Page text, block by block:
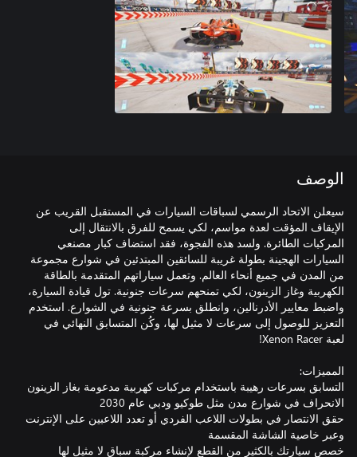
الوصف
سيعلن الاتحاد الرسمي لسباقات السيارات في المستقبل القريب عن
الإيقاف المؤقت لعدة مواسم، لكي يسمح للفرق بالانتقال إلى
المركبات الطائرة. ولسد هذه الفجوة، فقد استضاف كبار مصنعي
السيارات الهجينة بطولة غريبة للسائقين المبتدئين في شوارع مجموعة
من المدن في جميع أنحاء العالم. وتعمل سياراتهم المتقدمة بالطاقة
الكهربية وغاز الزينون، لكي تمنحهم سرعات جنونية. تول قيادة السيارة،
واضبط معايير الأدرنالين، وانطلق بسرعة جنونية في الشوارع. استخدم
التعزيز للوصول إلى سرعات لا مثيل لها، وكُن المتسابق النهائي في
حقق الانتصار في بطولات اللاعب الفردي أو تعدد اللاعبين على الإنترنت